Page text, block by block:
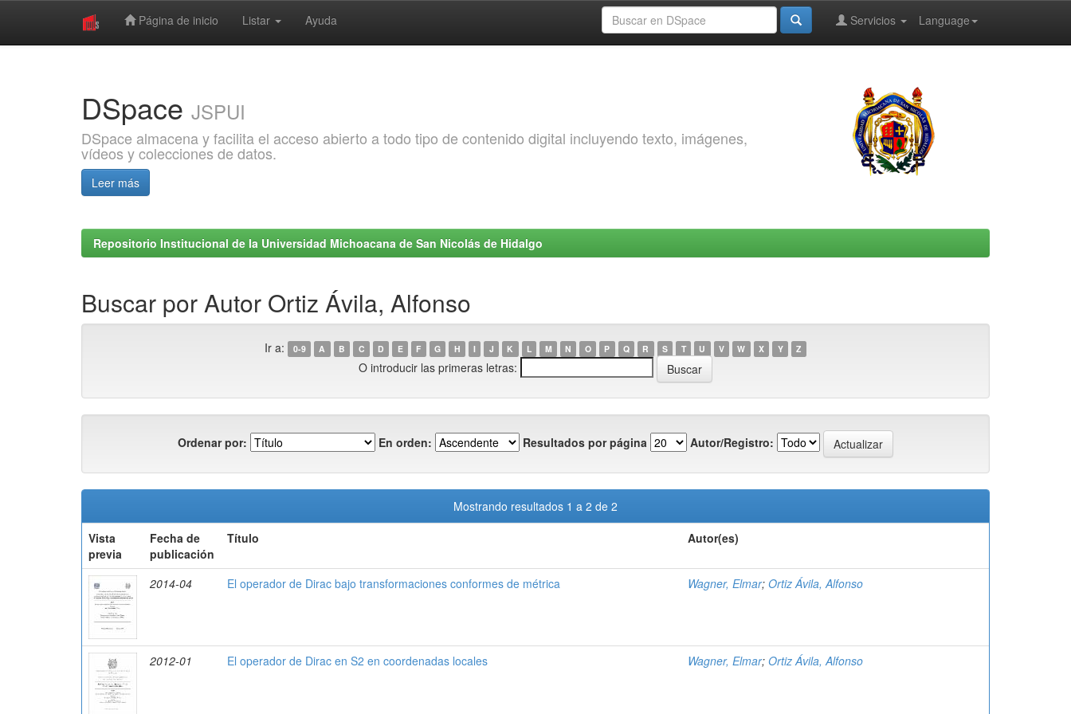
Página de inicio Listar Ayuda Language
Servicios
DSpace JSPUI
DSpace almacena y facilita el acceso abierto a todo tipo de contenido digital incluyendo texto, imágenes,
vídeos y colecciones de datos.
Leer más
Repositorio Institucional de la Universidad Michoacana de San Nicolás de Hidalgo
Buscar por Autor Ortiz Ávila, Alfonso
Ir a: 0-9 A B C D E F G H I J K L M N O P Q R S T U V W X Y Z
O introducir las primeras letras:
Ordenar por: En orden: Resultados por página Autor/Registro:
Mostrando resultados 1 a 2 de 2
Vista
previa
Fecha de
publicación
Título Autor(es)
2014-04 El operador de Dirac bajo transformaciones conformes de métrica Wagner, Elmar; Ortiz Ávila, Alfonso
2012-01 El operador de Dirac en S2 en coordenadas locales Wagner, Elmar; Ortiz Ávila, Alfonso